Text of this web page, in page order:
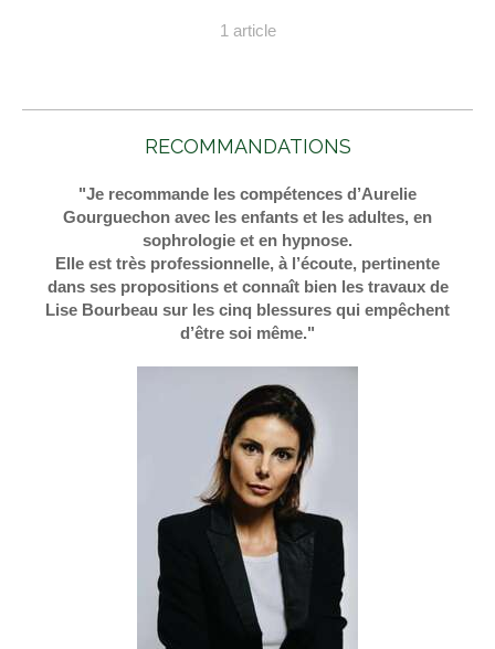
1 article
RECOMMANDATIONS
"Je recommande les compétences d’Aurelie
Gourguechon avec les enfants et les adultes, en
sophrologie et en hypnose.
Elle est très professionnelle, à l’écoute, pertinente
dans ses propositions et connaît bien les travaux de
Lise Bourbeau sur les cinq blessures qui empêchent
d’être soi même."